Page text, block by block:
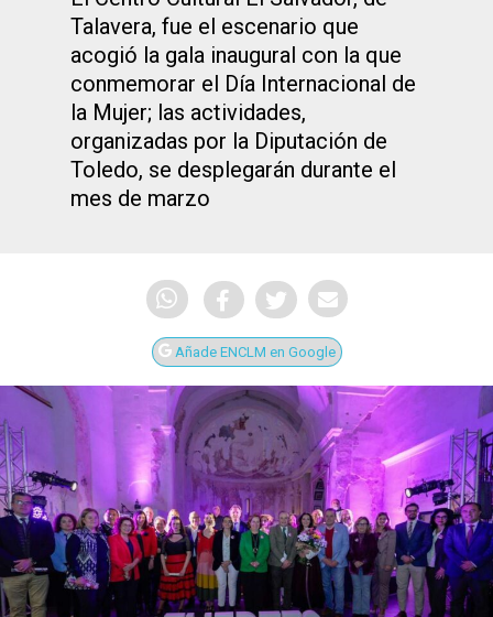
Talavera, fue el escenario que
acogió la gala inaugural con la que
conmemorar el Día Internacional de
la Mujer; las actividades,
organizadas por la Diputación de
Toledo, se desplegarán durante el
mes de marzo
Añade ENCLM en Google